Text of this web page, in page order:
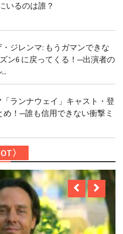
いるのは誰？
ジレンマ: もうガマンできな
ン6 に戻ってくる！─出演者の
ランナウェイ」キャスト・登
め！─誰も信用できない衝撃ミ
〉